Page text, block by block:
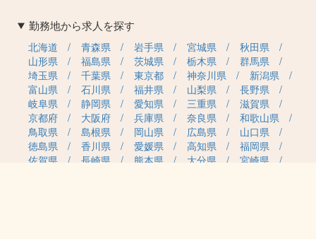
勤務地から求人を探す
北海道 青森県 岩手県 宮城県
秋田県
山形県
福島県 茨城県 栃木県
群馬県
埼玉県
千葉県 東京都 神奈川県
新潟県
富山県
石川県 福井県 山梨県
長野県
岐阜県
静岡県 愛知県 三重県
滋賀県
京都府
大阪府 兵庫県 奈良県
和歌山県
鳥取県
島根県 岡山県 広島県
山口県
徳島県
香川県 愛媛県 高知県
福岡県
佐賀県
長崎県 熊本県 大分県
宮崎県